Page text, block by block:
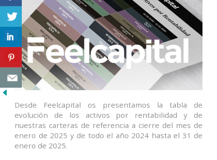
Desde Feelcapital os presentamos la tabla de
evolución de los activos por rentabilidad y de
nuestras carteras de referencia a cierre del mes de
enero de 2025 y de todo el año 2024 hasta el 31 de
enero de 2025.